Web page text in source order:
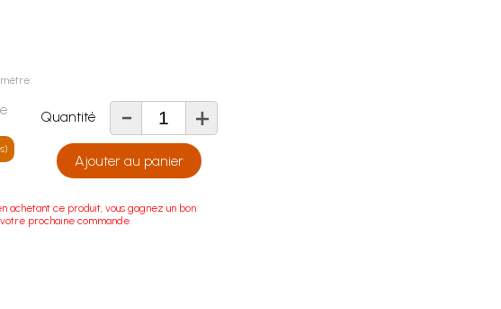
mètre
Quantité - +
Ajouter au panier
achetant ce produit, vous gagnez un bon
prochaine commande.